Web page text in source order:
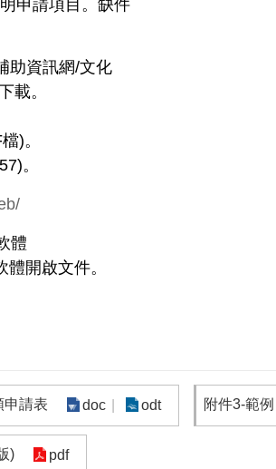
申請項目。缺件
助資訊網/文化
載。
檔)。
)。
體
開啟文件。
申請表 doc odt 附件3-範例
) pdf